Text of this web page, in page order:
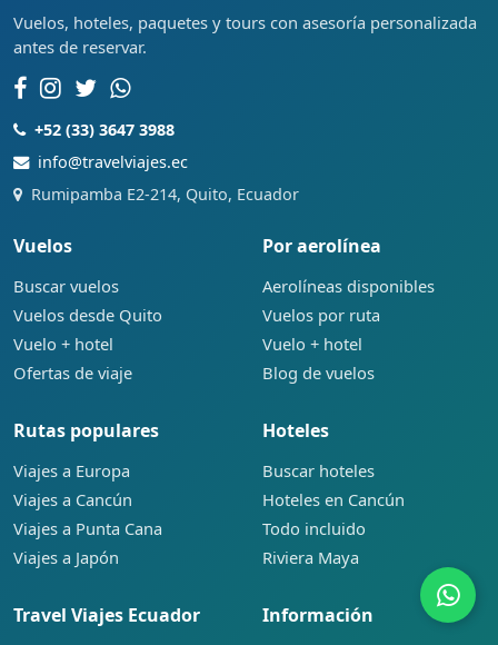
Vuelos, hoteles, paquetes y tours con asesoría personalizada
antes de reservar.
+52 (33) 3647 3988
info@travelviajes.ec
Rumipamba E2-214, Quito, Ecuador
Vuelos
Buscar vuelos
Vuelos desde Quito
Vuelo + hotel
Ofertas de viaje
Por aerolínea
Aerolíneas disponibles
Vuelos por ruta
Vuelo + hotel
Blog de vuelos
Rutas populares
Viajes a Europa
Viajes a Cancún
Viajes a Punta Cana
Viajes a Japón
Hoteles
Buscar hoteles
Hoteles en Cancún
Todo incluido
Riviera Maya
Travel Viajes Ecuador Información